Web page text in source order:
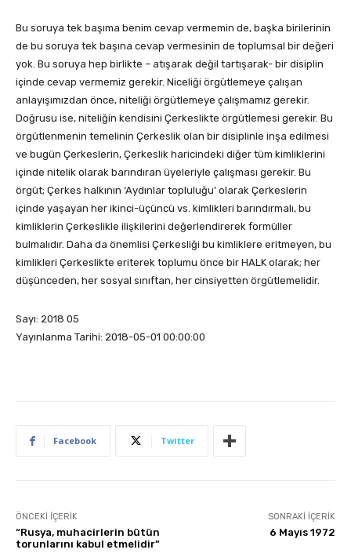
Bu soruya tek başıma benim cevap vermemin de, başka birilerinin
de bu soruya tek başına cevap vermesinin de toplumsal bir değeri
yok. Bu soruya hep birlikte – atışarak değil tartışarak- bir disiplin
içinde cevap vermemiz gerekir. Niceliği örgütlemeye çalışan
anlayışımızdan önce, niteliği örgütlemeye çalışmamız gerekir.
Doğrusu ise, niteliğin kendisini Çerkeslikte örgütlemesi gerekir. Bu
örgütlenmenin temelinin Çerkeslik olan bir disiplinle inşa edilmesi
ve bugün Çerkeslerin, Çerkeslik haricindeki diğer tüm kimliklerini
içinde nitelik olarak barındıran üyeleriyle çalışması gerekir. Bu
örgüt; Çerkes halkının ‘Aydınlar topluluğu’ olarak Çerkeslerin
içinde yaşayan her ikinci-üçüncü vs. kimlikleri barındırmalı, bu
kimliklerin Çerkeslikle ilişkilerini değerlendirerek formüller
bulmalıdır. Daha da önemlisi Çerkesliği bu kimliklere eritmeyen, bu
kimlikleri Çerkeslikte eriterek toplumu önce bir HALK olarak; her
düşünceden, her sosyal sınıftan, her cinsiyetten örgütlemelidir.
Sayı: 2018 05
Yayınlanma Tarihi: 2018-05-01 00:00:00
Facebook Twitter
ÖNCEKI İÇERIK
“Rusya, muhacirlerin bütün
torunlarını kabul etmelidir”
SONRAKI İÇERIK
6 Mayıs 1972